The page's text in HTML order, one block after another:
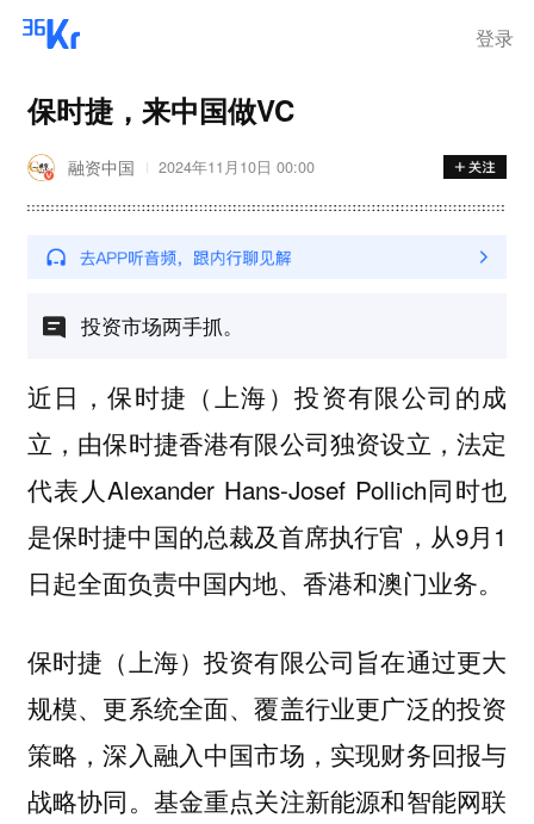
登录
保时捷，来中国做VC
融资中国 2024年11月10日 00:00
投资市场两手抓。
近日，保时捷（上海）投资有限公司的成
立，由保时捷香港有限公司独资设立，法定
代表人Alexander Hans-Josef Pollich同时也
是保时捷中国的总裁及首席执行官，从9月1
日起全面负责中国内地、香港和澳门业务。
保时捷（上海）投资有限公司旨在通过更大
规模、更系统全面、覆盖行业更广泛的投资
策略，深入融入中国市场，实现财务回报与
战略协同。基金重点关注新能源和智能网联